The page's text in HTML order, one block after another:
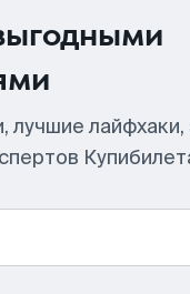
лучшие